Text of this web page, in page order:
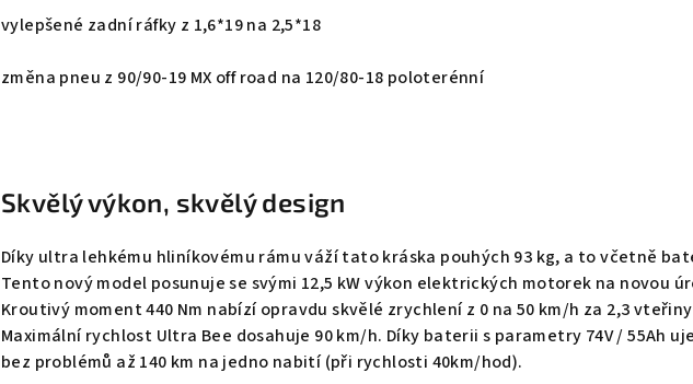
vylepšené zadní ráfky z 1,6*19 na 2,5*18
změna pneu z 90/90-19 MX off road na 120/80-18 poloterénní
Skvělý výkon, skvělý design
Díky ultra lehkému hliníkovému rámu váží tato kráska pouhých 93 kg, a to včetně
Tento nový model posunuje se svými 12,5 kW výkon elektrických motorek na novou
Kroutivý moment 440 Nm nabízí opravdu skvělé zrychlení z 0 na 50 km/h za 2,3
Maximální rychlost Ultra Bee dosahuje 90 km/h. Díky baterii s parametry 74V / 55Ah
bez problémů až 140 km na jedno nabití (při rychlosti 40km/hod).